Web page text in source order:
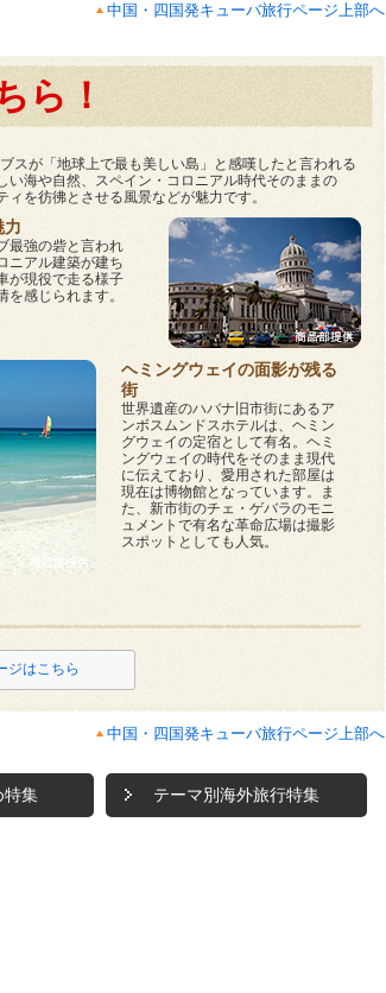
中国・四国発キューバ旅行ページ上部へ
ら！
スが「地球上で最も美しい島」と感嘆したと言われる
い海や自然、スペイン・コロニアル時代そのままの
ィを彷彿とさせる風景などが魅力です。
力
最強の砦と言われ
ニアル建築が建ち
が現役で走る様子
を感じられます。
ヘミングウェイの面影が残る
街
世界遺産のハバナ旧市街にあるア
ンボスムンドスホテルは、ヘミン
グウェイの定宿として有名。ヘミ
ングウェイの時代をそのまま現代
に伝えており、愛用された部屋は
現在は博物館となっています。ま
た、新市街のチェ・ゲバラのモニ
ュメントで有名な革命広場は撮影
スポットとしても人気。
ジはこちら
中国・四国発キューバ旅行ページ上部へ
特集 テーマ別海外旅行特集